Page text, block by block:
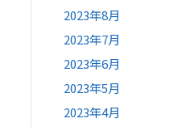
2023年8月
2023年7月
2023年6月
2023年5月
2023年4月